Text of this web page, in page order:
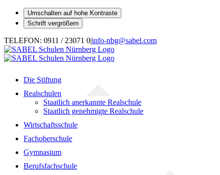
Umschalten auf hohe Kontraste
Schrift vergrößern
Zum
Inhalt
springen
TELEFON: 0911 / 23071 0|info-nbg@sabel.com
Die Stiftung
Realschulen
Staatlich anerkannte Realschule
Staatlich genehmigte Realschule
Wirtschaftsschule
Fachoberschule
Gymnasium
Berufsfachschule